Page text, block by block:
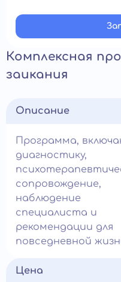
Комплексная
заикания
Описание
Программа,
диагностику,
сопровождение,
наблюдение
специалиста и
рекомендации для
повседневной
Цена